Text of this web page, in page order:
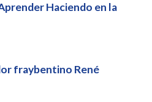
Haciendo en la
fraybentino René